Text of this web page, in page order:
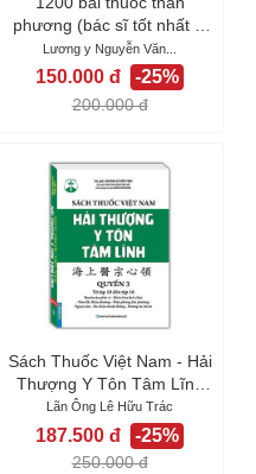
phương (bác sĩ tốt nhất là
chính mình)
Lương y Nguyễn Văn...
150.000 đ -25%
200.000 đ
Sách Thuốc Việt Nam - Hải
Thượng Y Tôn Tâm Lĩnh
Quyển 3 (từ...
Lãn Ông Lê Hữu Trác
187.500 đ -25%
250.000 đ